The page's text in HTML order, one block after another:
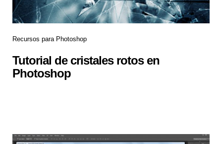
Recursos para Photoshop
Tutorial de cristales rotos en
Photoshop